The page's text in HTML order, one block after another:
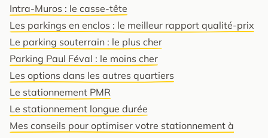
Intra-Muros : le casse-tête
Les parkings en enclos : le meilleur rapport qualité-prix
Le parking souterrain : le plus cher
Parking Paul Féval : le moins cher
Les options dans les autres quartiers
Le stationnement PMR
Le stationnement longue durée
Mes conseils pour optimiser votre stationnement à